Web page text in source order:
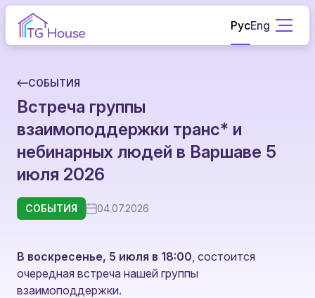
РусEng
СОБЫТИЯ
Встреча группы
взаимоподдержки транс* и
небинарных людей в Варшаве 5
июля 2026
СОБЫТИЯ 04.07.2026
В воскресенье, 5 июля в 18:00, состоится
очередная встреча нашей группы
взаимоподдержки.